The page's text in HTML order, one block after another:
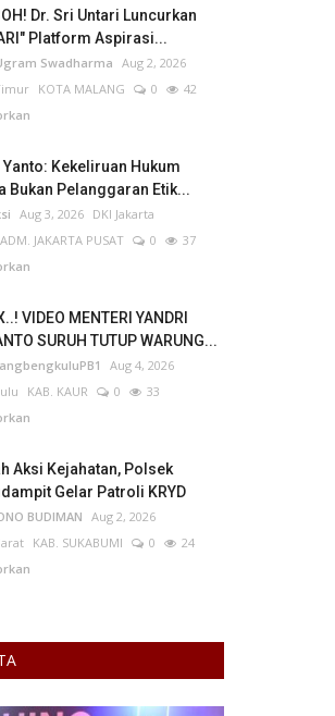
Dr. Sri Untari Luncurkan
Platform Aspirasi...
Swadharma Aug 2, 2026
KOTA MALANG 0
42
Yanto: Kekeliruan Hukum
Bukan Pelanggaran Etik...
Aug 3, 2026 DKI Jakarta
JAKARTA PUSAT
0
37
VIDEO MENTERI YANDRI
SURUH TUTUP WARUNG...
Aug 4, 2026
KAB. KAUR 0
33
Aksi Kejahatan, Polsek
Gelar Patroli KRYD
BUDIMAN Aug 2, 2026
KAB. SUKABUMI 0
24